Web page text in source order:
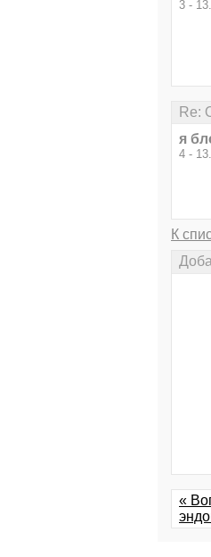
3 -
Re:
я
4 -
К
«